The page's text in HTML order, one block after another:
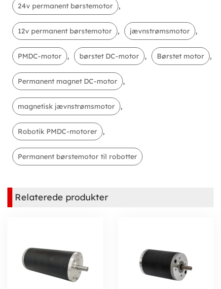
24v permanent børstemotor ,
12v permanent børstemotor , jævnstrømsmotor ,
PMDC-motor , børstet DC-motor , Børstet motor ,
Permanent magnet DC-motor ,
magnetisk jævnstrømsmotor ,
Robotik PMDC-motorer ,
Permanent børstemotor til robotter
Relaterede produkter